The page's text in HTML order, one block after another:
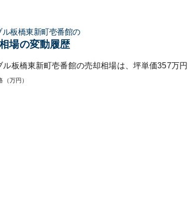
ル板橋東新町壱番館の
場の変動履歴
ル板橋東新町壱番館の売却相場は、坪単価357万円
（万円）